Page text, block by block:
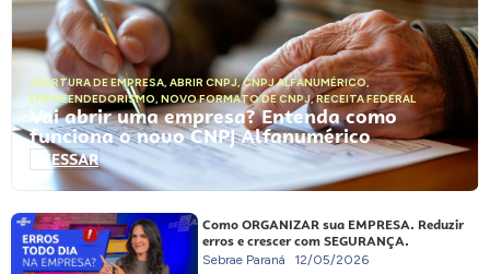
ABERTURA DE EMPRESA, ABRIR CNPJ,CNPJ ALFANUMÉRICO,
EMPREENDEDORISMO, NOVO FORMATO DE CNPJ,RECEITA FEDERAL
Vai abrir uma empresa? Entenda como
funciona o novo CNPJ Alfanumérico
ACESSAR
Como ORGANIZAR sua EMPRESA. Reduzir
erros e crescer com SEGURANÇA.
Sebrae Paraná 12/05/2026